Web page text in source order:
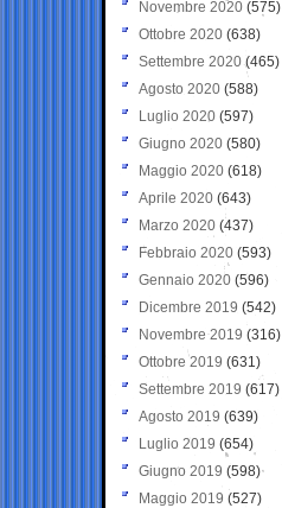
Novembre 2020 (575)
Ottobre 2020 (638)
Settembre 2020(465)
Agosto 2020 (588)
Luglio 2020 (597)
Giugno 2020 (580)
Maggio 2020 (618)
Aprile 2020 (643)
Marzo 2020 (437)
Febbraio 2020 (593)
Gennaio 2020 (596)
Dicembre 2019 (542)
Novembre 2019 (316)
Ottobre 2019 (631)
Settembre 2019 (617)
Agosto 2019 (639)
Luglio 2019 (654)
Giugno 2019 (598)
Maggio 2019 (527)